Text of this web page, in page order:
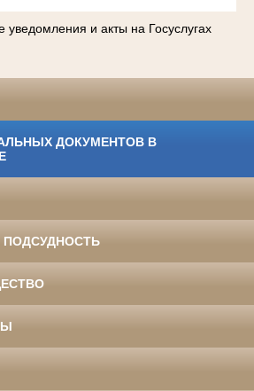
уведомления и акты на Госуслугах
ДОКУМЕНТОВ В
ПОДСУДНОСТЬ